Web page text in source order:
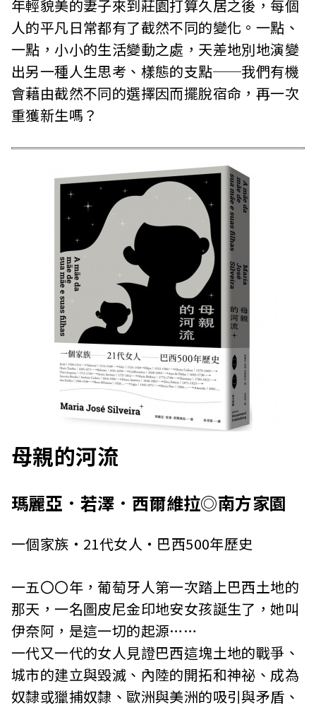
年輕貌美的妻子來到莊園打算久居之後，每個
人的平凡日常都有了截然不同的變化。一點、
一點，小小的生活變動之處，天差地別地演變
出另一種人生思考、樣態的支點──我們有機
會藉由截然不同的選擇因而擺脫宿命，再一次
重獲新生嗎？
母親的河流
瑪麗亞．若澤．西爾維拉◎南方家園
一個家族・21代女人・巴西500年歷史
一五〇〇年，葡萄牙人第一次踏上巴西土地的
那天，一名圖皮尼金印地安女孩誕生了，她叫
伊奈阿，是這一切的起源……
一代又一代的女人見證巴西這塊土地的戰爭、
城市的建立與毀滅、內陸的開拓和神祕、成為
奴隸或獵捕奴隸、歐洲與美洲的吸引與矛盾、